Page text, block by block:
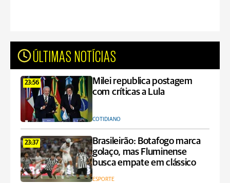
ÚLTIMAS NOTÍCIAS
23:56
Milei republica postagem
com críticas a Lula
COTIDIANO
23:37
Brasileirão: Botafogo marca
golaço, mas Fluminense
busca empate em clássico
ESPORTE